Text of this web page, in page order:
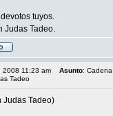
tuyos.
Judas Tadeo.
2008 11:23 am Asunto:
Tadeo
Judas Tadeo)